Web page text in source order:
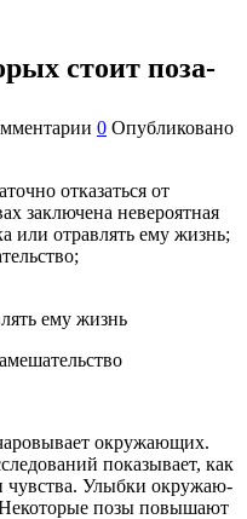
стоит по­за­
0 Опубликовано
отказаться от
заключена невероятная
или отравлять ему жизнь;
ему жизнь
окру­жа­ю­щих.
по­ка­зы­ва­ет, как
чув­ства. Улыб­ки окру­жа­ю­
Неко­то­рые позы по­вы­ша­ют